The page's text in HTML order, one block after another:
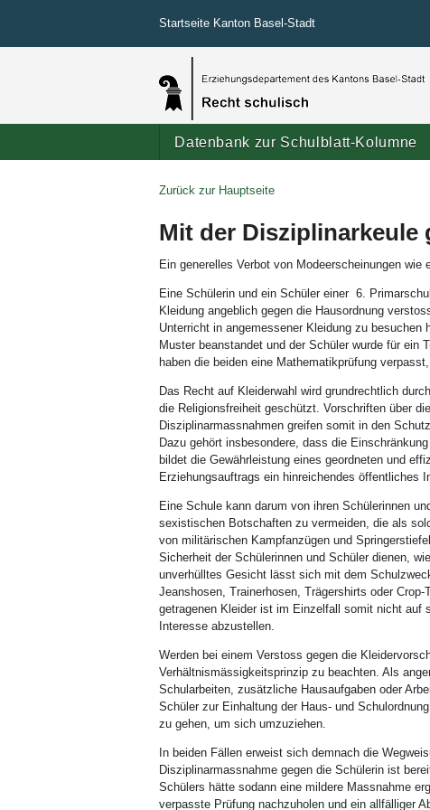
Startseite Kanton Basel-Stadt
Datenbank zur Schulblatt-Kolumne
Zurück zur Hauptseite
Mit der Disziplinarkeule
Ein generelles Verbot von Modeerscheinungen
Eine Schülerin und ein Schüler einer 6.
Kleidung angeblich gegen die Hausordnung
Unterricht in angemessener Kleidung zu
Muster beanstandet und der Schüler wurde für ein
haben die beiden eine Mathematikprüfung
Das Recht auf Kleiderwahl wird grundrechtlich
die Religionsfreiheit geschützt. Vorschriften über
Disziplinarmassnahmen greifen somit in den
Dazu gehört insbesondere, dass die
bildet die Gewährleistung eines geordneten und
Erziehungsauftrags ein hinreichendes öffentliches
Eine Schule kann darum von ihren Schülerinnen
sexistischen Botschaften zu vermeiden, die als
von militärischen Kampfanzügen und
Sicherheit der Schülerinnen und Schüler dienen,
unverhülltes Gesicht lässt sich mit dem
Jeanshosen, Trainerhosen, Trägershirts oder
getragenen Kleider ist im Einzelfall somit nicht auf
Interesse abzustellen.
Werden bei einem Verstoss gegen die
Verhältnismässigkeitsprinzip zu beachten. Als
Schularbeiten, zusätzliche Hausaufgaben oder
Schüler zur Einhaltung der Haus- und
zu gehen, um sich umzuziehen.
In beiden Fällen erweist sich demnach die
Disziplinarmassnahme gegen die Schülerin ist
Schülers hätte sodann eine mildere Massnahme
verpasste Prüfung nachzuholen und ein allfälliger